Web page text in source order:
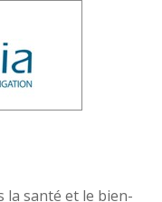
la santé et le bien-